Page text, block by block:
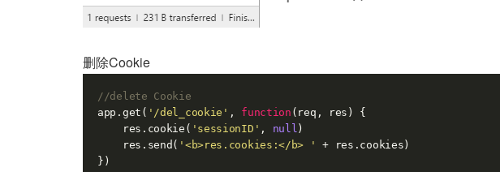
删除Cookie
//delete Cookie
app.get( '/del_cookie' , function ( req, res ) {
    res.cookie(
'sessionID' , null )
    res.send(
'<b>res.cookies:</b> '
+ res.cookies)